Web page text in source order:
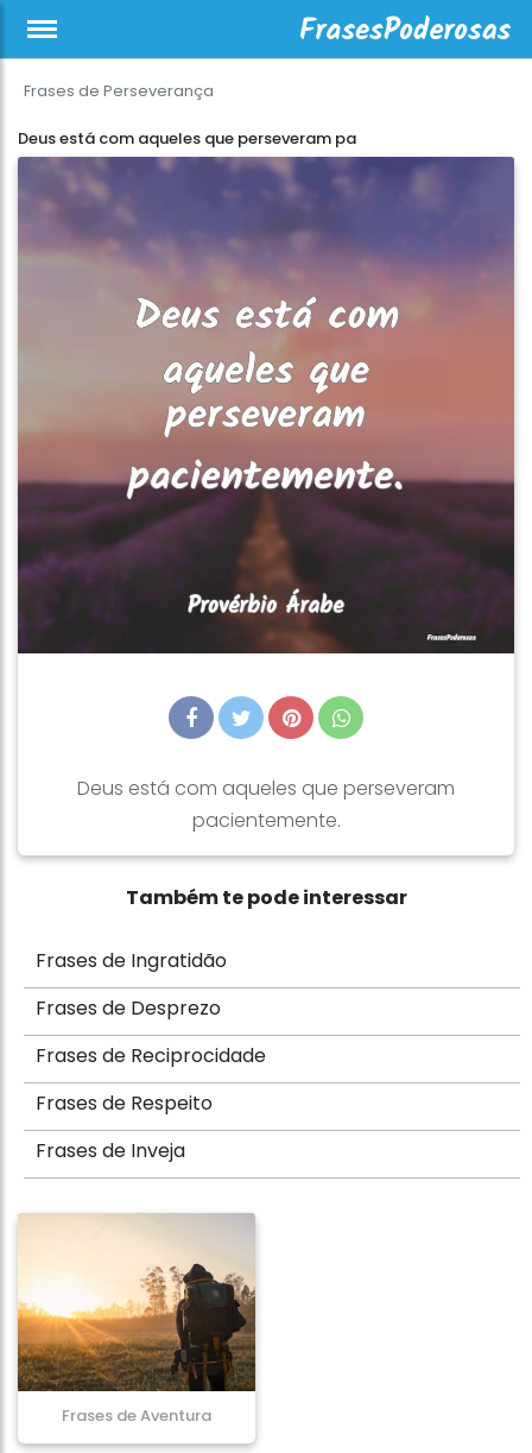
Frases de Perseverança
Deus está com aqueles que perseveram pa
Deus está com aqueles que perseveram
pacientemente.
Também te pode interessar
Frases de Ingratidão
Frases de Desprezo
Frases de Reciprocidade
Frases de Respeito
Frases de Inveja
Frases de Aventura